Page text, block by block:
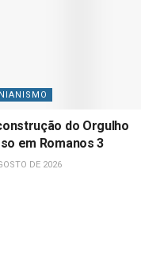
do Orgulho
em Romanos 3
DE 2026